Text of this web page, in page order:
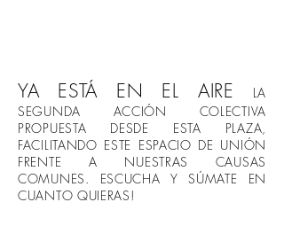
YA ESTÁ EN EL AIRE
LA
SEGUNDA ACCIÓN COLECTIVA
PROPUESTA DESDE ESTA PLAZA,
FACILITANDO ESTE ESPACIO DE UNIÓN
FRENTE A NUESTRAS CAUSAS
COMUNES. ESCUCHA Y SÚMATE EN
CUANTO QUIERAS!